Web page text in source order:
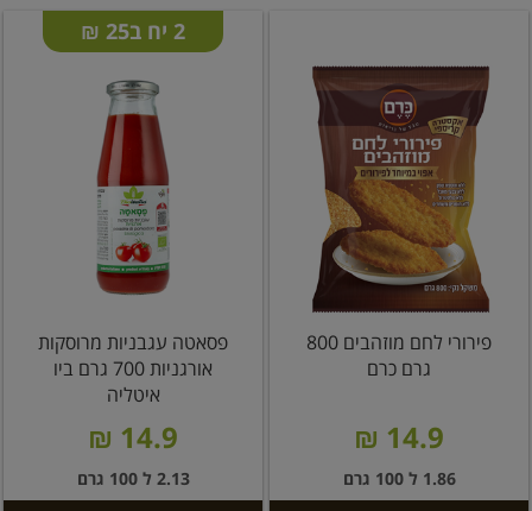
פירורי לחם מוזהבים 800
גרם כרם
14.9 ₪
1.86 ל 100 גרם
2 יח ב25 ₪
פסאטה עגבניות מרוסקות
אורגניות 700 גרם ביו
איטליה
14.9 ₪
2.13 ל 100 גרם